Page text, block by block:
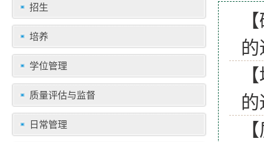
招生
培养
学位管理
质量评估与监督
日常管理